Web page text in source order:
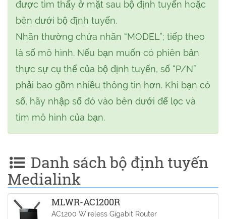
được tìm thấy ở mặt sau bộ định tuyến hoặc
bên dưới bộ định tuyến.
Nhãn thường chứa nhãn “MODEL”; tiếp theo
là số mô hình. Nếu bạn muốn có phiên bản
thực sự cụ thể của bộ định tuyến, số “P/N”
phải bao gồm nhiều thông tin hơn. Khi bạn có
số, hãy nhập số đó vào bên dưới để lọc và
tìm mô hình của bạn.
Danh sách bộ định tuyến
Medialink
MLWR-AC1200R
AC1200 Wireless Gigabit Router